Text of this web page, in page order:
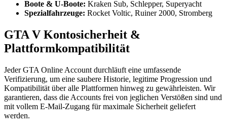
Boote & U-Boote: Kraken Sub, Schlepper, Superyacht
Spezialfahrzeuge: Rocket Voltic, Ruiner 2000, Stromberg
GTA V Kontosicherheit &
Plattformkompatibilität
Jeder GTA Online Account durchläuft eine umfassende
Verifizierung, um eine saubere Historie, legitime Progression und
Kompatibilität über alle Plattformen hinweg zu gewährleisten. Wir
garantieren, dass die Accounts frei von jeglichen Verstößen sind und
mit vollem E-Mail-Zugang für maximale Sicherheit geliefert
werden.